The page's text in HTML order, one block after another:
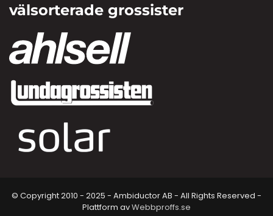
välsorterade grossister
© Copyright 2010 - 2025 - Ambiductor AB - All Rights Reserved -
Plattform avWebbproffs.se